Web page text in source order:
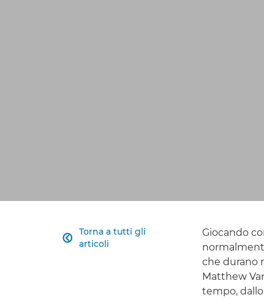
Torna a tutti gli
articoli

Giocando
che durano
Matthew
tempo,